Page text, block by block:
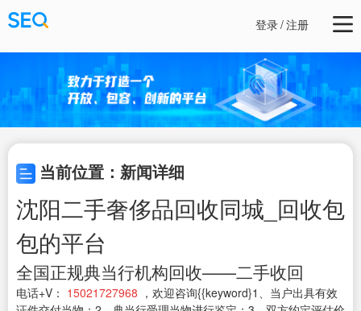
登录/注册
当前位置：新闻详细
沈阳二手奢侈品回收同城_回收包
包的平台
全国正规典当行机构回收——二手收回
电话+V： 15021727968 ，欢迎咨询{{keyword}1、当户出具有效